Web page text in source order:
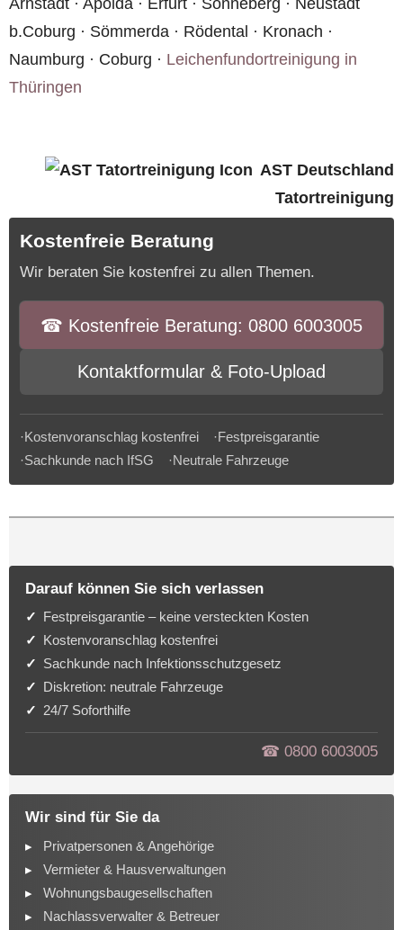
b.Coburg · Sömmerda · Rödental · Kronach ·
Naumburg · Coburg · Leichenfundortreinigung in
Thüringen
AST Deutschland
Tatortreinigung
Kostenfreie Beratung
Wir beraten Sie kostenfrei zu allen Themen.
☎︎ Kostenfreie Beratung: 0800 6003005
Kontaktformular & Foto-Upload
·Kostenvoranschlag kostenfrei ·Festpreisgarantie
·Sachkunde nach IfSG ·Neutrale Fahrzeuge
Darauf können Sie sich verlassen
Festpreisgarantie – keine versteckten Kosten
Kostenvoranschlag kostenfrei
Sachkunde nach Infektionsschutzgesetz
Diskretion: neutrale Fahrzeuge
24/7 Soforthilfe
☎︎ 0800 6003005
Wir sind für Sie da
Privatpersonen & Angehörige
Vermieter & Hausverwaltungen
Wohnungsbaugesellschaften
Nachlassverwalter & Betreuer